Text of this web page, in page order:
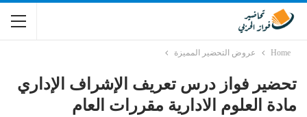
Home عروض التحضير المميزة
تحضير فواز درس تعريف الإشراف الإداري
مادة العلوم الادارية مقررات العام